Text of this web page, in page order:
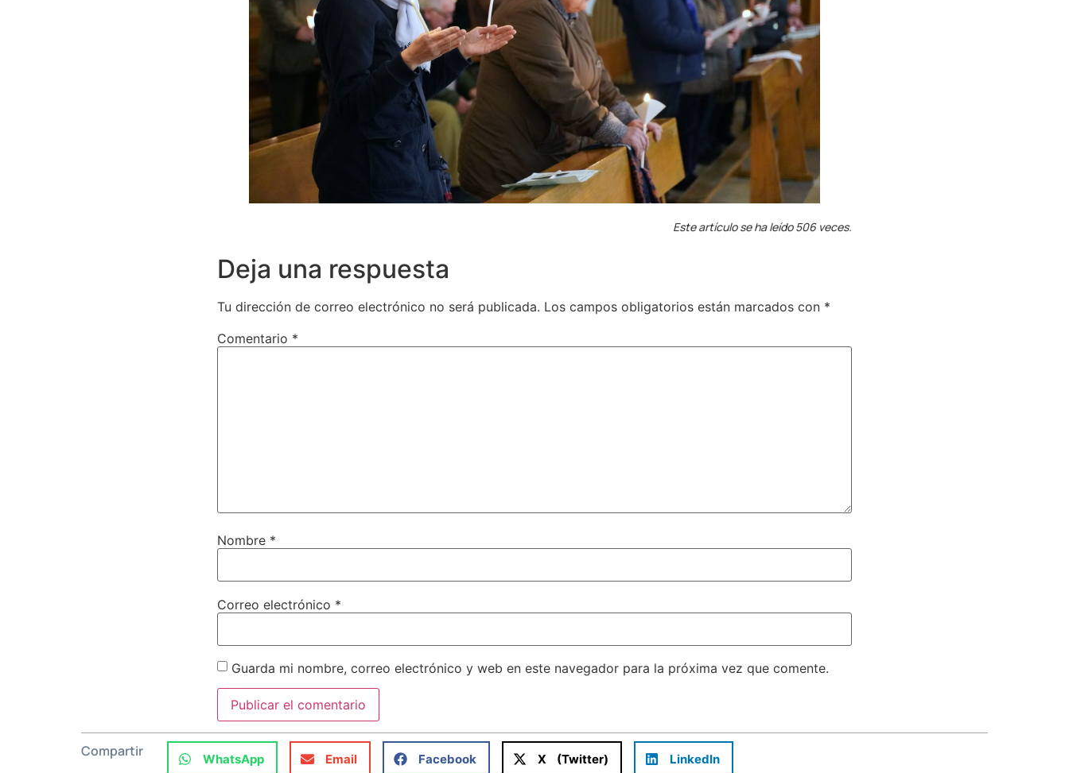
Este artículo se ha leído 506 veces.
Deja una respuesta
Tu dirección de correo electrónico no será publicada. Los campos obligatorios están marcados con *
Comentario *
Nombre *
Correo electrónico *
Guarda mi nombre, correo electrónico y web en este navegador para la próxima vez que comente.
Compartir WhatsApp Email Facebook X (Twitter) LinkedIn